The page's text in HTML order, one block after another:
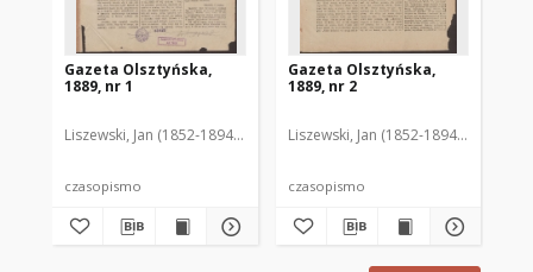
Gazeta Olsztyńska,
1889, nr 1
Liszewski, Jan (1852-1894). Red.
czasopismo
Gazeta Olsztyńska,
1889, nr 2
Liszewski, Jan (1852-1894). Red.
czasopismo